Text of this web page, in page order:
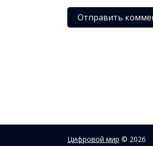
Цифровой мир © 2026